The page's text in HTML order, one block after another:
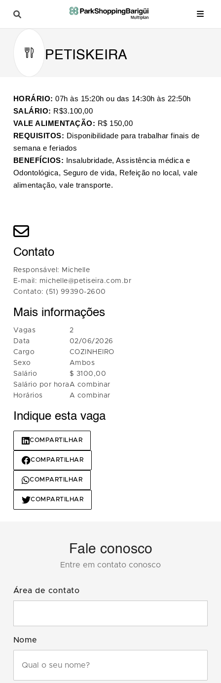
PETISKEIRA
Contato
Responsável: Michelle
E-mail: michelle@petiseira.com.br
Contato: (51) 99390-2600
Mais informações
Vagas
Data
Cargo
Sexo
Salário
Salário por hora
Horários
2
02/06/2026
COZINHEIRO
Ambos
$ 3100,00
A combinar
A combinar
Indique esta vaga
COMPARTILHAR
COMPARTILHAR
COMPARTILHAR
COMPARTILHAR
HORÁRIO: 07h às 15:20h ou das 14:30h às 22:50h
SALÁRIO: R$3.100,00
VALE ALIMENTAÇÃO: R$ 150,00
REQUISITOS: Disponibilidade para trabalhar finais de
semana e feriados
BENEFÍCIOS: Insalubridade, Assistência médica e
Odontológica, Seguro de vida, Refeição no local, vale
alimentação, vale transporte.
Fale conosco
Entre em contato conosco
Área de contato
Nome